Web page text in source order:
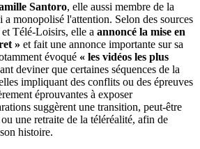
Santoro, elle aussi membre de la
monopolisé l'attention. Selon des sources
Télé-Loisirs, elle a annoncé la mise en
» et fait une annonce importante sur sa
évoqué « les vidéos les plus
deviner que certaines séquences de la
impliquant des conflits ou des épreuves
éprouvantes à exposer
suggèrent une transition, peut-être
une retraite de la téléréalité, afin de
histoire.